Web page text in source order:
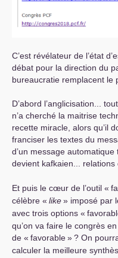
C’est révélateur de l’état
débat pour la direction du
bureaucratie remplacent le
D’abord l’anglicisation...
n’a cherché la maitrise
recette miracle, alors qu’il
franciser les textes du
d’un message automatique
devient kafkaien...
Et puis le cœur de l’outil «
célèbre « like» imposé par
avec trois options «
qu’on va faire le congrès
de « favorable»? On
calculer la meilleure